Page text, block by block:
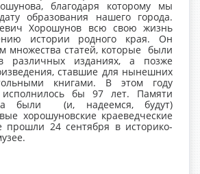
благодаря которому мы
образования нашего города.
Хорошунов всю свою жизнь
истории родного края. Он
множества статей, которые были
различных изданиях, а позже
ставшие для нынешних
книгами. В этом году
исполнилось бы 97 лет. Памяти
были (и, надеемся, будут)
хорошуновские краеведческие
прошли 24 сентября в историко-